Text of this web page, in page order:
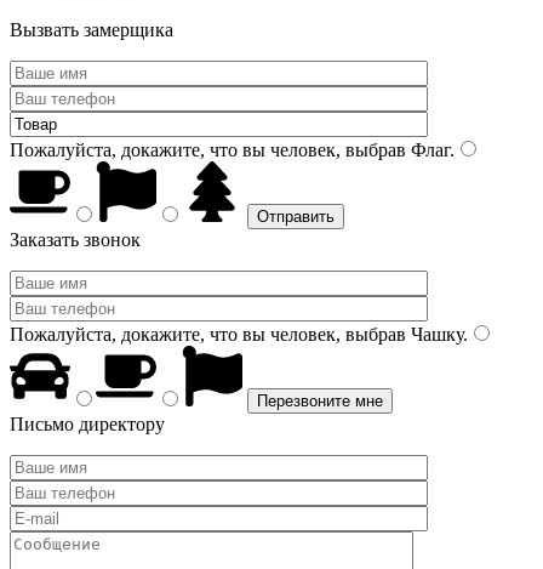
Вызвать замерщика
Пожалуйста, докажите, что вы человек, выбрав Флаг.
Заказать звонок
Пожалуйста, докажите, что вы человек, выбрав Чашку.
Письмо директору